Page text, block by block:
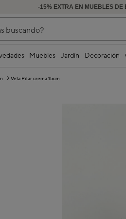
-15% EXTRA EN MUEBLES DE
HASTA -
buscando?
Muebles Jardín Decoración
Vela Pilar crema 15cm